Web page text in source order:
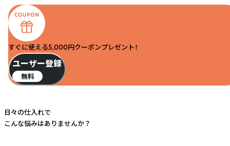
すぐに使える5,000円クーポンプレゼント！
ユーザー登録
無料
日々の仕入れで
こんな悩みはありませんか？